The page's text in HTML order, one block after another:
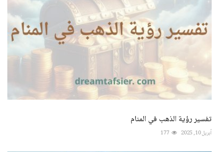
تفسير رؤية الذهب في المنام
أبريل 10, 2025 177